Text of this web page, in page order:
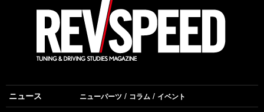
ニュース ニューパーツ コラム イベント